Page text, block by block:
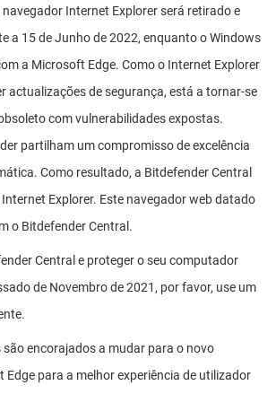
Internet Explorer será retirado e
a 15 de Junho de 2022, enquanto o Windows
a Microsoft Edge. Como o Internet Explorer
actualizações de segurança, está a tornar-se
com vulnerabilidades expostas.
partilham um compromisso de excelência
Como resultado, a Bitdefender Central
Explorer. Este navegador web datado
o Bitdefender Central.
Central e proteger o seu computador
de Novembro de 2021, por favor, use um
encorajados a mudar para o novo
para a melhor experiência de utilizador